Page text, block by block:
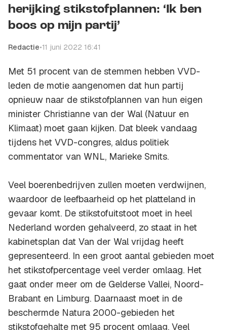
herijking stikstofplannen: ‘Ik ben
boos op mijn partij’
Redactie•11 juni 2022 16:41
Met 51 procent van de stemmen hebben VVD-
leden de motie aangenomen dat hun partij
opnieuw naar de stikstofplannen van hun eigen
minister Christianne van der Wal (Natuur en
Klimaat) moet gaan kijken. Dat bleek vandaag
tijdens het VVD-congres, aldus politiek
commentator van WNL, Marieke Smits.
Veel boerenbedrijven zullen moeten verdwijnen,
waardoor de leefbaarheid op het platteland in
gevaar komt. De stikstofuitstoot moet in heel
Nederland worden gehalveerd, zo staat in het
kabinetsplan dat Van der Wal vrijdag heeft
gepresenteerd. In een groot aantal gebieden moet
het stikstofpercentage veel verder omlaag. Het
gaat onder meer om de Gelderse Vallei, Noord-
Brabant en Limburg. Daarnaast moet in de
beschermde Natura 2000-gebieden het
stikstofgehalte met 95 procent omlaag. Veel